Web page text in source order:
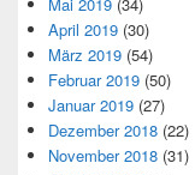
Mai 2019 (34)
April 2019 (30)
März 2019 (54)
Februar 2019 (50)
Januar 2019 (27)
Dezember 2018 (22)
November 2018 (31)